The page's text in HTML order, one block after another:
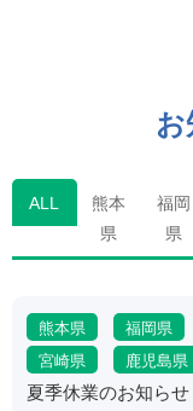
ALL
熊本
県
福岡
県
熊本県 福岡県
宮崎県
鹿児島県
夏季休業のお知らせ